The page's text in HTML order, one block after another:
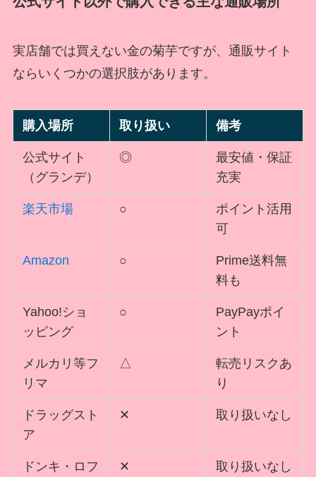
実店舗では買えない金の菊芋ですが、通販サイト
ならいくつかの選択肢があります。
購入場所 取り扱い 備考
公式サイト
（グランデ）
◎
最安値・保証
充実
楽天市場 ○
ポイント活用
可
Amazon ○
Prime送料無
料も
Yahoo!ショ
ッピング
○
PayPayポイ
ント
メルカリ等フ
リマ
△
転売リスクあ
り
ドラッグスト
ア
✕ 取り扱いなし
ドンキ・ロフ
✕ 取り扱いなし